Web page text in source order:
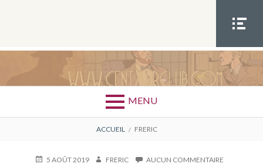
MEN
U
SOCIA
AUTEUR :FRERIC
MENU
D'ARIANE
ACCUEIL FRERIC
PUBLIÉ5 AOÛT 2019 AUTEUR
FRERIC AUCUN COMMENTAIRE